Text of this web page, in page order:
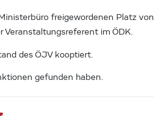
freigewordenen Platz von
Veranstaltungsreferent im ÖDK.
des ÖJV kooptiert.
gefunden haben.